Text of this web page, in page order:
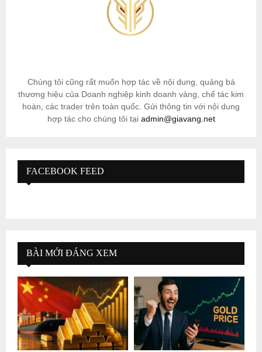
Chúng tôi cũng rất muốn hợp tác về nội dung, quảng bá
thương hiệu của Doanh nghiệp kinh doanh vàng, chế tác kim
hoàn, các trader trên toàn quốc. Gửi thông tin với nội dung
hợp tác cho chúng tôi tại admin@giavang.net
FACEBOOK FEED
BÀI MỚI ĐÁNG XEM